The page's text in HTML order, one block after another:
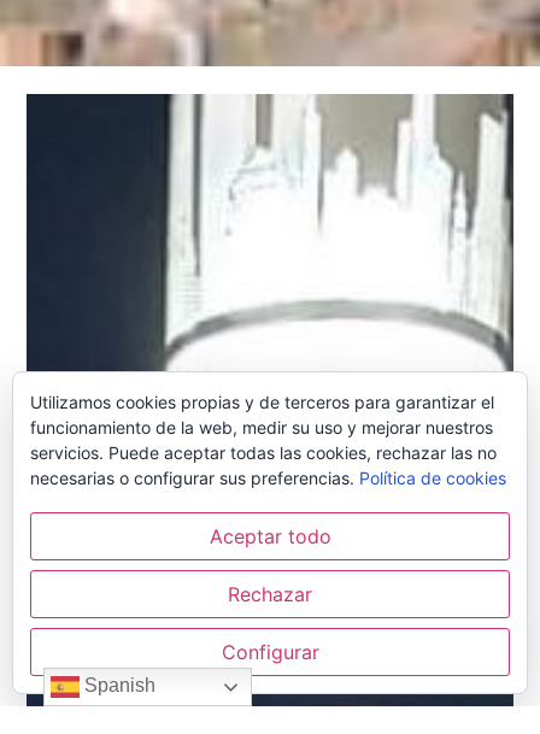
Spanish
Utilizamos cookies propias y de terceros para garantizar el
funcionamiento de la web, medir su uso y mejorar nuestros
servicios. Puede aceptar todas las cookies, rechazar las no
necesarias o configurar sus preferencias. Política de cookies
Aceptar todo
Rechazar
Configurar